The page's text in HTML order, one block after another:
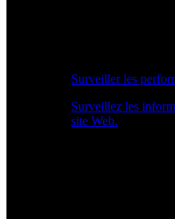
Surveiller les
Surveillez les
site Web.